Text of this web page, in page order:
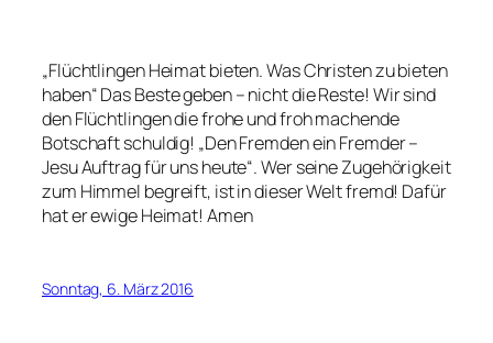
„Flüchtlingen Heimat bieten. Was Christen zu bieten
haben“ Das Beste geben – nicht die Reste! Wir sind
den Flüchtlingen die frohe und froh machende
Botschaft schuldig! „Den Fremden ein Fremder –
Jesu Auftrag für uns heute“. Wer seine Zugehörigkeit
zum Himmel begreift, ist in dieser Welt fremd! Dafür
hat er ewige Heimat! Amen
Sonntag, 6. März 2016